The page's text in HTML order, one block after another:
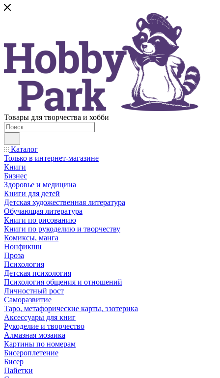
Товары для творчества и хобби
Каталог
Только в интернет-магазине
Книги
Бизнес
Здоровье и медицина
Книги для детей
Детская художественная литература
Обучающая литература
Книги по рисованию
Книги по рукоделию и творчеству
Комиксы, манга
Нонфикшн
Проза
Психология
Детская психология
Психология общения и отношений
Личностный рост
Саморазвитие
Таро, метафорические карты, эзотерика
Аксессуары для книг
Рукоделие и творчество
Алмазная мозаика
Картины по номерам
Бисероплетение
Бисер
Пайетки